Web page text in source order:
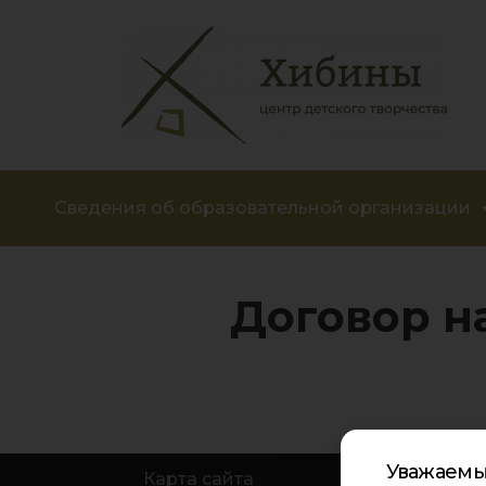
Сведения об образовательной организации
Договор
Карта сайта